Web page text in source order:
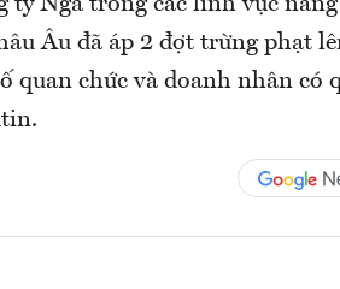
ty Nga trong các lĩnh vực
Âu đã áp 2 đợt trừng phạt
quan chức và doanh nhân có